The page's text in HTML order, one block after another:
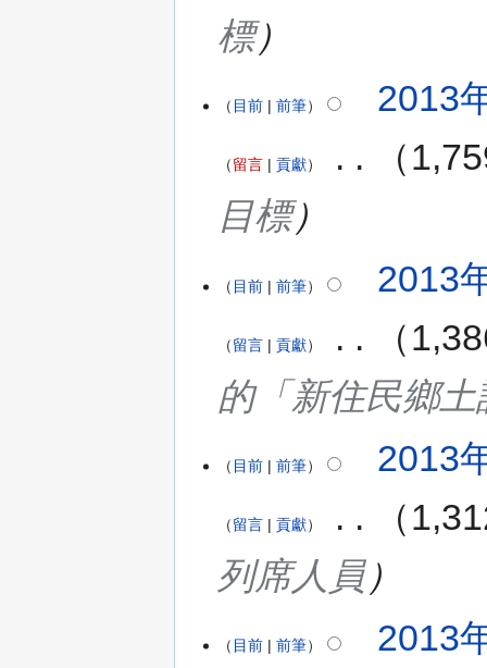
標
目前 前筆 2013
留言 貢獻
目標
目前 前筆 2013
留言 貢獻
的「新住民鄉
目前 前筆 2013
留言 貢獻
列席人員
目前 前筆 2013